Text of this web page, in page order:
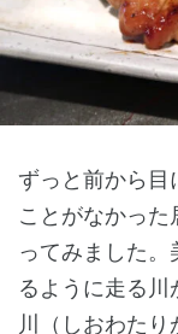
ずっと前から目
ことがなかっ
ってみました
るように走る
川（しおわた